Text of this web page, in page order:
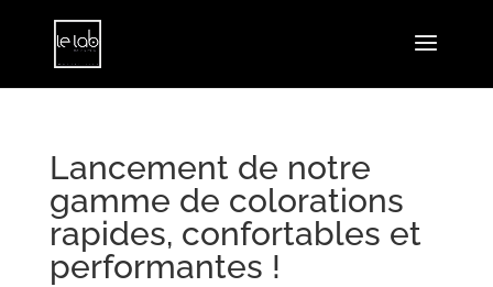
Lancement de notre
gamme de colorations
rapides, confortables et
performantes !